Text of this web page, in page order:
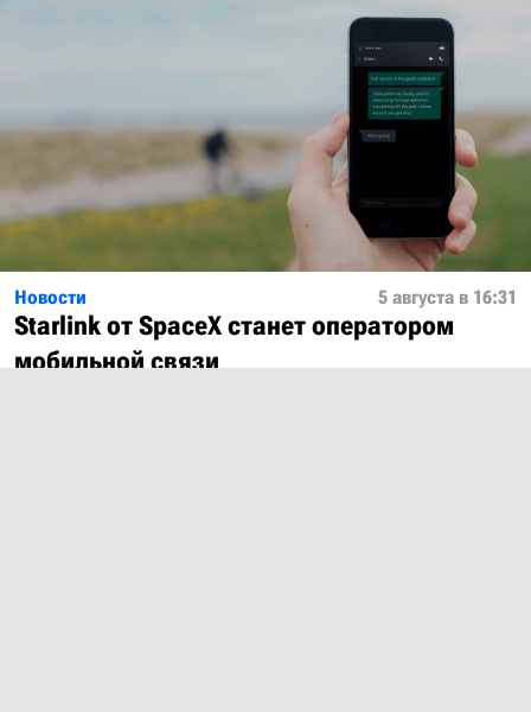
Новости 5 августа в 16:31
Starlink от SpaceX станет оператором
мобильной связи